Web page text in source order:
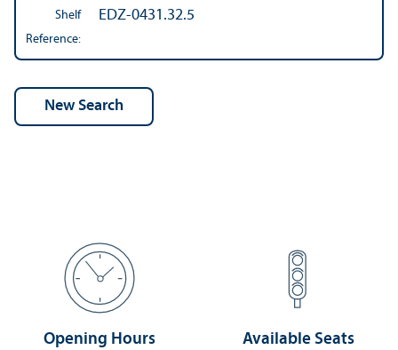
Shelf
Reference:
EDZ-0431.32.5
Opening Hours Available Seats